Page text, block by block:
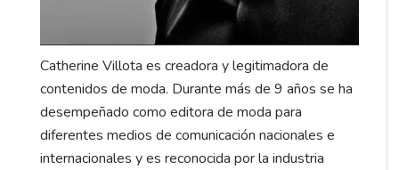
Catherine Villota es creadora y legitimadora de
contenidos de moda. Durante más de 9 años se ha
desempeñado como editora de moda para
diferentes medios de comunicación nacionales e
internacionales y es reconocida por la industria